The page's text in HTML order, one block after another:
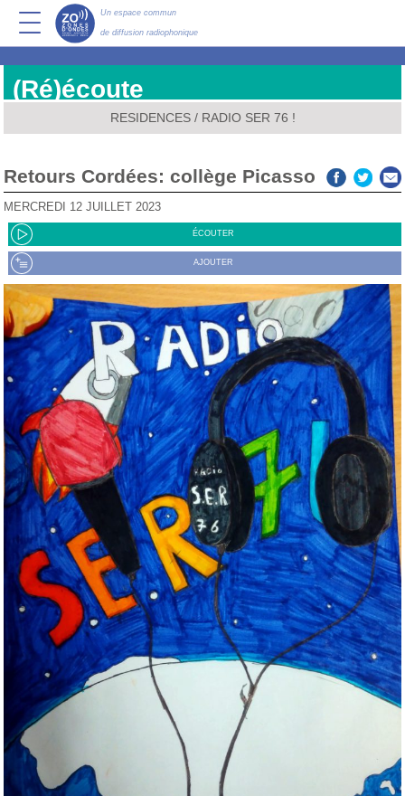
Un espace commun
de diffusion radiophonique
(Ré)écoute
RESIDENCES/ RADIO SER 76 !
Retours Cordées: collège Picasso
MERCREDI 12 JUILLET 2023
ÉCOUTER
AJOUTER